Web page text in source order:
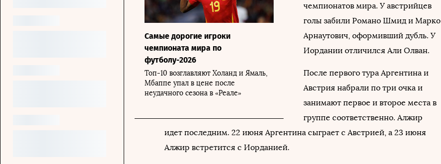
Самые дорогие игроки
чемпионата мира по
футболу-2026
Топ-10 возглавляют Холанд и Ямаль,
Мбаппе упал в цене после
неудачного сезона в «Реале»
чемпионатов мира. У австрийцев
голы забили Романо Шмид и Марко
Арнаутович, оформивший дубль. У
Иордании отличился Али Олван.
После первого тура Аргентина и
Австрия набрали по три очка и
занимают первое и второе места в
группе соответственно. Алжир
идет последним. 22 июня Аргентина сыграет с Австрией, а 23 июня
Алжир встретится с Иорданией.